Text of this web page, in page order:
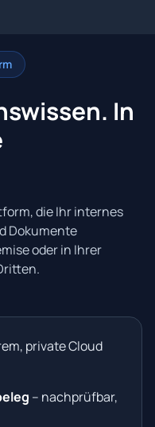
In
die Ihr internes
Dokumente
oder in Ihrer
private Cloud
– nachprüfbar,